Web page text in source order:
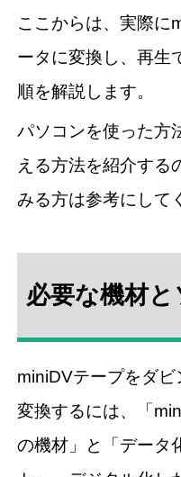
ここからは、実際に
ータに変換し、再生
順を解説します。
パソコンを使った方
える方法を紹介する
みる方は参考にして
必要な機材
miniDVテープをダ
変換するには、「
の機材」と「データ